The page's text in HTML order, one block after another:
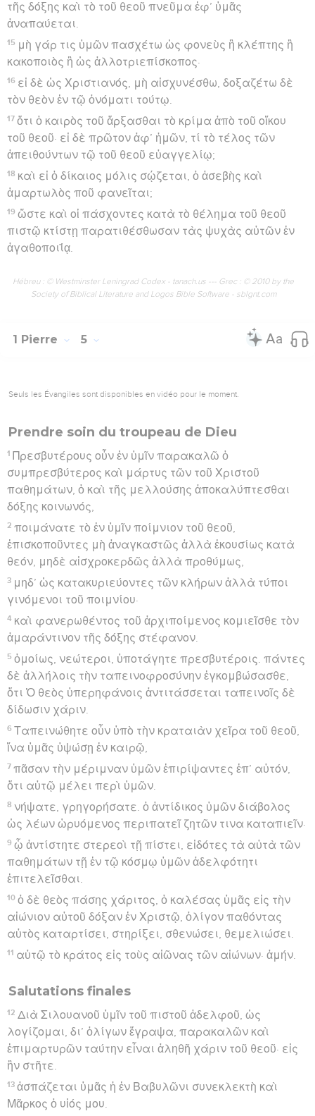
τῆς δόξης καὶ τὸ τοῦ θεοῦ πνεῦμα ἐφ’ ὑμᾶς
ἀναπαύεται.
15 μὴ γάρ τις ὑμῶν πασχέτω ὡς φονεὺς ἢ κλέπτης ἢ
κακοποιὸς ἢ ὡς ἀλλοτριεπίσκοπος·
16 εἰ δὲ ὡς Χριστιανός, μὴ αἰσχυνέσθω, δοξαζέτω δὲ
τὸν θεὸν ἐν τῷ ὀνόματι τούτῳ.
17 ὅτι ὁ καιρὸς τοῦ ἄρξασθαι τὸ κρίμα ἀπὸ τοῦ οἴκου
τοῦ θεοῦ· εἰ δὲ πρῶτον ἀφ’ ἡμῶν, τί τὸ τέλος τῶν
ἀπειθούντων τῷ τοῦ θεοῦ εὐαγγελίῳ;
18 καὶ εἰ ὁ δίκαιος μόλις σῴζεται, ὁ ἀσεβὴς καὶ
ἁμαρτωλὸς ποῦ φανεῖται;
19 ὥστε καὶ οἱ πάσχοντες κατὰ τὸ θέλημα τοῦ θεοῦ
πιστῷ κτίστῃ παρατιθέσθωσαν τὰς ψυχὰς αὐτῶν ἐν
ἀγαθοποιΐᾳ.
Hébreu : © Westminster Leningrad Codex - tanach.us --- Grec : © 2010 by the
Society of Biblical Literature and Logos Bible Software - sblgnt.com
1 Pierre 5
Seuls les Évangiles sont disponibles en vidéo pour le moment.
Prendre soin du troupeau de Dieu
1 Πρεσβυτέρους οὖν ἐν ὑμῖν παρακαλῶ ὁ
συμπρεσβύτερος καὶ μάρτυς τῶν τοῦ Χριστοῦ
παθημάτων, ὁ καὶ τῆς μελλούσης ἀποκαλύπτεσθαι
δόξης κοινωνός,
2 ποιμάνατε τὸ ἐν ὑμῖν ποίμνιον τοῦ θεοῦ,
ἐπισκοποῦντες μὴ ἀναγκαστῶς ἀλλὰ ἑκουσίως κατὰ
θεόν, μηδὲ αἰσχροκερδῶς ἀλλὰ προθύμως,
3 μηδ’ ὡς κατακυριεύοντες τῶν κλήρων ἀλλὰ τύποι
γινόμενοι τοῦ ποιμνίου·
4 καὶ φανερωθέντος τοῦ ἀρχιποίμενος κομιεῖσθε τὸν
ἀμαράντινον τῆς δόξης στέφανον.
5 ὁμοίως, νεώτεροι, ὑποτάγητε πρεσβυτέροις. πάντες
δὲ ἀλλήλοις τὴν ταπεινοφροσύνην ἐγκομβώσασθε,
ὅτι Ὁ θεὸς ὑπερηφάνοις ἀντιτάσσεται ταπεινοῖς δὲ
δίδωσιν χάριν.
6 Ταπεινώθητε οὖν ὑπὸ τὴν κραταιὰν χεῖρα τοῦ θεοῦ,
ἵνα ὑμᾶς ὑψώσῃ ἐν καιρῷ,
7 πᾶσαν τὴν μέριμναν ὑμῶν ἐπιρίψαντες ἐπ’ αὐτόν,
ὅτι αὐτῷ μέλει περὶ ὑμῶν.
8 νήψατε, γρηγορήσατε. ὁ ἀντίδικος ὑμῶν διάβολος
ὡς λέων ὠρυόμενος περιπατεῖ ζητῶν τινα καταπιεῖν·
9 ᾧ ἀντίστητε στερεοὶ τῇ πίστει, εἰδότες τὰ αὐτὰ τῶν
παθημάτων τῇ ἐν τῷ κόσμῳ ὑμῶν ἀδελφότητι
ἐπιτελεῖσθαι.
10 ὁ δὲ θεὸς πάσης χάριτος, ὁ καλέσας ὑμᾶς εἰς τὴν
αἰώνιον αὐτοῦ δόξαν ἐν Χριστῷ, ὀλίγον παθόντας
αὐτὸς καταρτίσει, στηρίξει, σθενώσει, θεμελιώσει.
11 αὐτῷ τὸ κράτος εἰς τοὺς αἰῶνας τῶν αἰώνων· ἀμήν.
Salutations finales
12 Διὰ Σιλουανοῦ ὑμῖν τοῦ πιστοῦ ἀδελφοῦ, ὡς
λογίζομαι, δι’ ὀλίγων ἔγραψα, παρακαλῶν καὶ
ἐπιμαρτυρῶν ταύτην εἶναι ἀληθῆ χάριν τοῦ θεοῦ· εἰς
ἣν στῆτε.
13 ἀσπάζεται ὑμᾶς ἡ ἐν Βαβυλῶνι συνεκλεκτὴ καὶ
Μᾶρκος ὁ υἱός μου.